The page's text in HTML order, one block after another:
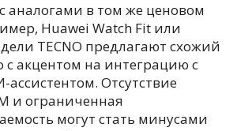
аналогами в том же ценовом
Huawei Watch Fit или
TECNO предлагают схожий
с акцентом на интеграцию с
Отсутствие
и ограниченная
могут стать минусами